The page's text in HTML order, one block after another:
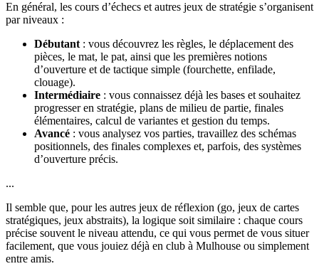
En général, les cours d’échecs et autres jeux de stratégie s’organisent
par niveaux :
Débutant: vous découvrez les règles, le déplacement des
pièces, le mat, le pat, ainsi que les premières notions
d’ouverture et de tactique simple (fourchette, enfilade,
clouage).
Intermédiaire : vous connaissez déjà les bases et souhaitez
progresser en stratégie, plans de milieu de partie, finales
élémentaires, calcul de variantes et gestion du temps.
Avancé : vous analysez vos parties, travaillez des schémas
positionnels, des finales complexes et, parfois, des systèmes
d’ouverture précis.
...
Il semble que, pour les autres jeux de réflexion (go, jeux de cartes
stratégiques, jeux abstraits), la logique soit similaire : chaque cours
précise souvent le niveau attendu, ce qui vous permet de vous situer
facilement, que vous jouiez déjà en club à Mulhouse ou simplement
entre amis.